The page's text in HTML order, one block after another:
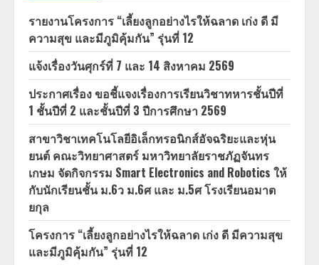
รายงานโครงการ “เลี้ยงลูกอย่างไรให้ฉลาด เก่ง ดี มี
ความสุข และมีภูมิคุ้มกัน” รุ่นที่ 12
แจ้งเรื่องวันศุกร์ที่ 7 และ 14 สิงหาคม 2569
ประกาศเรื่อง ขอชี้แจงเรื่องการเรียนวิชาทหารชั้นปีที่
1 ชั้นปีที่ 2 และชั้นปีที่ 3 ปีการศึกษา 2569
สาขาวิชาเทคโนโลยีอิเล็กทรอนิกส์อัจฉริยะและหุ่น
ยนต์ คณะวิทยาศาสตร์ มหาวิทยาลัยราชภัฏจันทร
เกษม จัดกิจกรรม Smart Electronics and Robotics ให้
กับนักเรียนชั้น ม.6ว ม.6ศ และ ม.5ศ โรงเรียนอมาต
ยกุล
โครงการ “เลี้ยงลูกอย่างไรให้ฉลาด เก่ง ดี มีความสุข
และมีภูมิคุ้มกัน” รุ่นที่ 12